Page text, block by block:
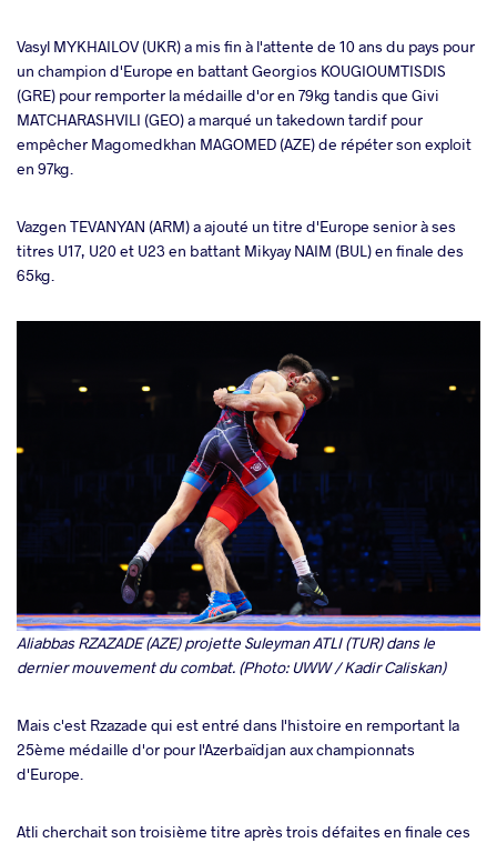
Vasyl MYKHAILOV (UKR) a mis fin à l'attente de 10 ans du pays pour
un champion d'Europe en battant Georgios KOUGIOUMTISDIS
(GRE) pour remporter la médaille d'or en 79kg tandis que Givi
MATCHARASHVILI (GEO) a marqué un takedown tardif pour
empêcher Magomedkhan MAGOMED (AZE) de répéter son exploit
en 97kg.
Vazgen TEVANYAN (ARM) a ajouté un titre d'Europe senior à ses
titres U17, U20 et U23 en battant Mikyay NAIM (BUL) en finale des
65kg.
Aliabbas RZAZADE (AZE) projette Suleyman ATLI (TUR) dans le
dernier mouvement du combat. (Photo: UWW / Kadir Caliskan)
Mais c'est Rzazade qui est entré dans l'histoire en remportant la
25ème médaille d'or pour l'Azerbaïdjan aux championnats
d'Europe.
Atli cherchait son troisième titre après trois défaites en finale ces